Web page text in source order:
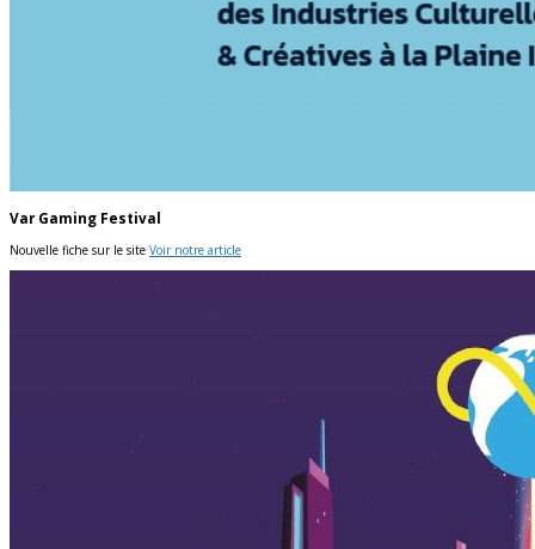
Var Gaming Festival
Nouvelle fiche sur le site Voir notre article